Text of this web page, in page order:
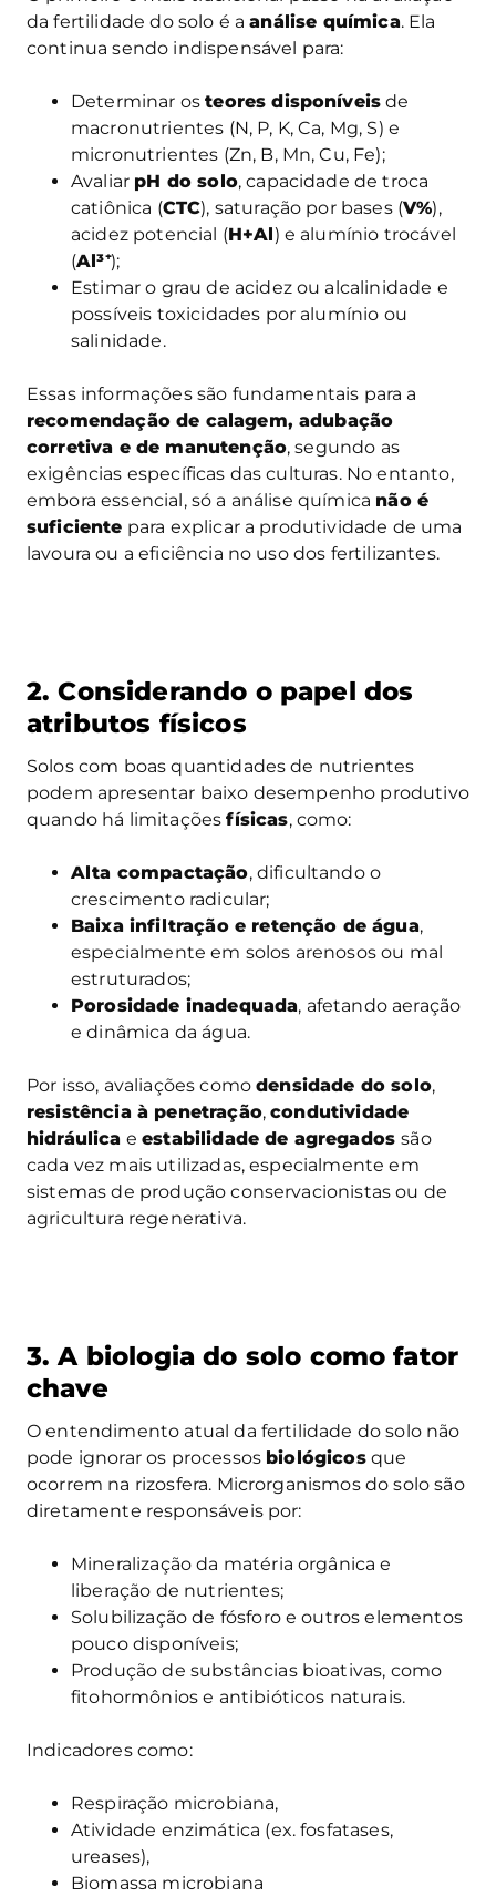
da fertilidade do solo é aanálise química. Ela
continua sendo indispensável para:
Determinar osteores disponíveis de
macronutrientes (N, P, K, Ca, Mg, S) e
micronutrientes (Zn, B, Mn, Cu, Fe);
Avaliar pH do solo, capacidade de troca
catiônica (CTC), saturação por bases (V%),
acidez potencial (H+Al) e alumínio trocável
(Al³⁺);
Estimar o grau de acidez ou alcalinidade e
possíveis toxicidades por alumínio ou
salinidade.
Essas informações são fundamentais para a
recomendação de calagem, adubação
corretiva e de manutenção, segundo as
exigências específicas das culturas. No entanto,
embora essencial, só a análise química não é
suficiente para explicar a produtividade de uma
lavoura ou a eficiência no uso dos fertilizantes.
2. Considerando o papel dos
atributos físicos
Solos com boas quantidades de nutrientes
podem apresentar baixo desempenho produtivo
quando há limitaçõesfísicas, como:
Alta compactação, dificultando o
crescimento radicular;
Baixa infiltração e retenção de água,
especialmente em solos arenosos ou mal
estruturados;
Porosidade inadequada, afetando aeração
e dinâmica da água.
Por isso, avaliações comodensidade do solo,
resistência à penetração,condutividade
hidráulica eestabilidade de agregadossão
cada vez mais utilizadas, especialmente em
sistemas de produção conservacionistas ou de
agricultura regenerativa.
3. A biologia do solo como fator
chave
O entendimento atual da fertilidade do solo não
pode ignorar os processos biológicosque
ocorrem na rizosfera. Microrganismos do solo são
diretamente responsáveis por:
Mineralização da matéria orgânica e
liberação de nutrientes;
Solubilização de fósforo e outros elementos
pouco disponíveis;
Produção de substâncias bioativas, como
fitohormônios e antibióticos naturais.
Indicadores como:
Respiração microbiana,
Atividade enzimática (ex. fosfatases,
ureases),
Biomassa microbiana